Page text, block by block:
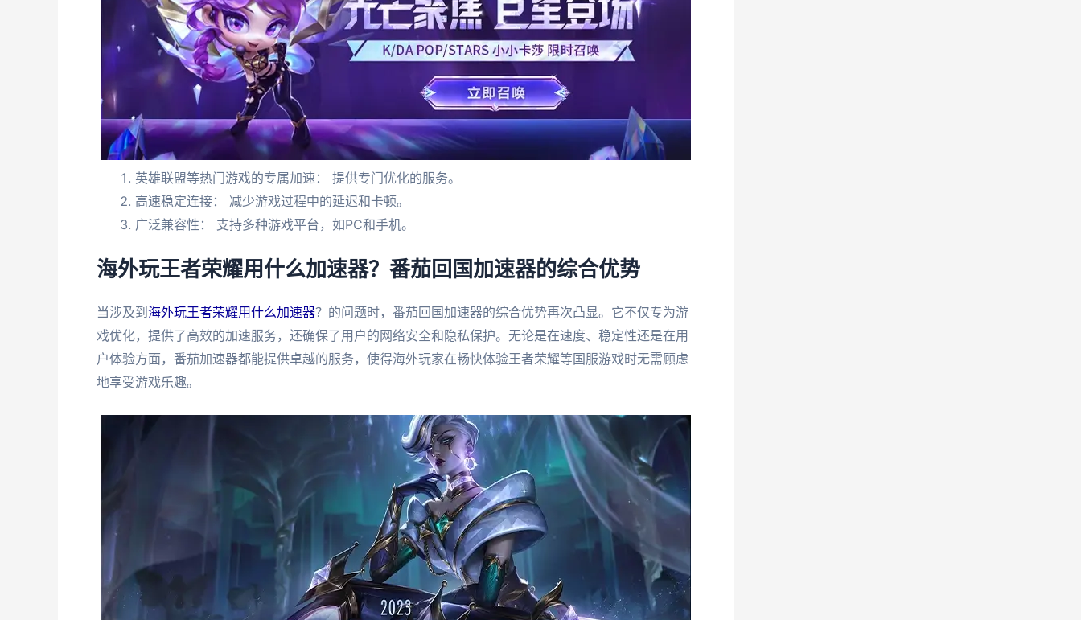
英雄联盟等热门游戏的专属加速： 提供专门优化的服务。
高速稳定连接： 减少游戏过程中的延迟和卡顿。
广泛兼容性： 支持多种游戏平台，如PC和手机。
海外玩王者荣耀用什么加速器？番茄回国加速器的综合优势
当涉及到 海外玩王者荣耀用什么加速器？的问题时，番茄回国加速器的综合优势再次凸显。它不仅专为游
戏优化，提供了高效的加速服务，还确保了用户的网络安全和隐私保护。无论是在速度、稳定性还是在用
户体验方面，番茄加速器都能提供卓越的服务，使得海外玩家在畅快体验王者荣耀等国服游戏时无需顾虑
地享受游戏乐趣。